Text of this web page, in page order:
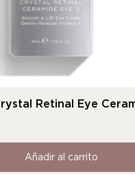
Retinal Eye
Añadir al carrito